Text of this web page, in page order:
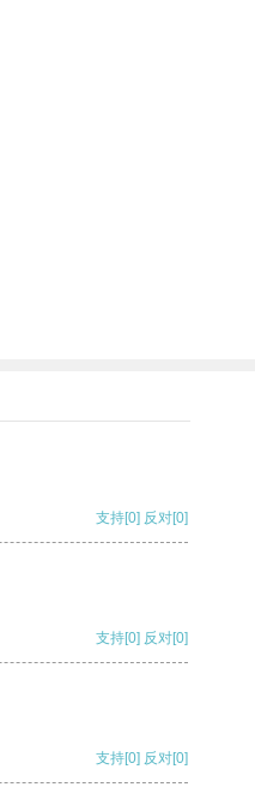
支持[0] 反对[0]
支持[0] 反对[0]
支持[0] 反对[0]